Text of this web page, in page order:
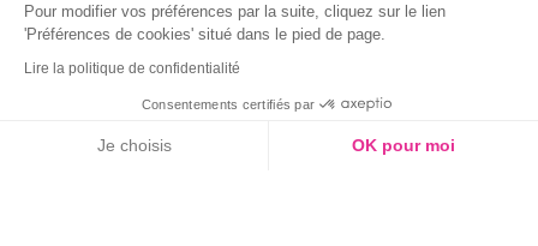
Pour modifier vos préférences par la suite, cliquez sur le lien
'Préférences de cookies' situé dans le pied de page.
Lire la politique de confidentialité
Consentements certifiés par
Je choisis OK pour moi